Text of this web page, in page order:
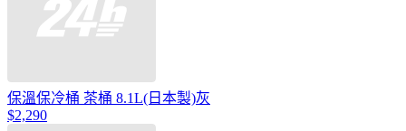
保溫保冷桶 茶桶 8.1L(日本製)灰
$2,290